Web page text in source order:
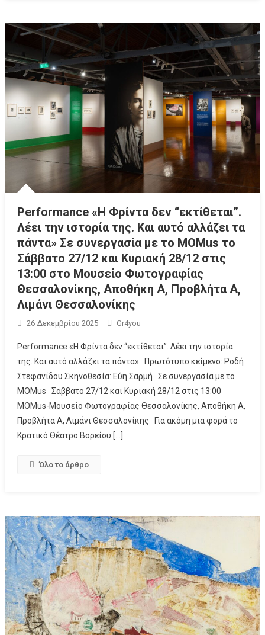
Performance «Η Φρίντα δεν “εκτίθεται”.
Λέει την ιστορία της. Και αυτό αλλάζει τα
πάντα» Σε συνεργασία με το MΟΜus το
Σάββατο 27/12 και Κυριακή 28/12 στις
13:00 στο Μουσείο Φωτογραφίας
Θεσσαλονίκης, Αποθήκη Α, Προβλήτα Α,
Λιμάνι Θεσσαλονίκης
26 Δεκεμβρίου 2025 Gr4you
Performance «Η Φρίντα δεν “εκτίθεται”. Λέει την ιστορία
της. Και αυτό αλλάζει τα πάντα» Πρωτότυπο κείμενο: Ροδή
Στεφανίδου Σκηνοθεσία: Εύη Σαρμή Σε συνεργασία με το
MΟΜus Σάββατο 27/12 και Κυριακή 28/12 στις 13:00
MOMus-Μουσείο Φωτογραφίας Θεσσαλονίκης, Αποθήκη Α,
Προβλήτα Α, Λιμάνι Θεσσαλονίκης Για ακόμη μια φορά το
Κρατικό Θέατρο Βορείου […]
Όλο το άρθρο